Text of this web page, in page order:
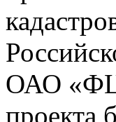
ОАО
проекта